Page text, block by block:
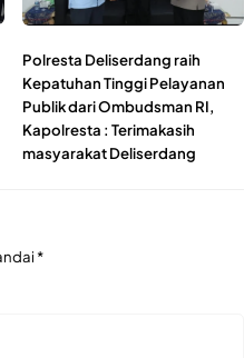
Polresta Deliserdang raih
Kepatuhan Tinggi Pelayanan
Publik dari Ombudsman RI,
Kapolresta : Terimakasih
masyarakat Deliserdang
*